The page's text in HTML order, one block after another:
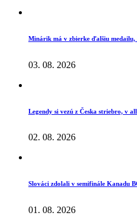
Minárik má v zbierke ďalšiu medailu,
03. 08. 2026
Legendy si vezú z Česka striebro, v
02. 08. 2026
Slováci zdolali v semifinále Kanadu
01. 08. 2026